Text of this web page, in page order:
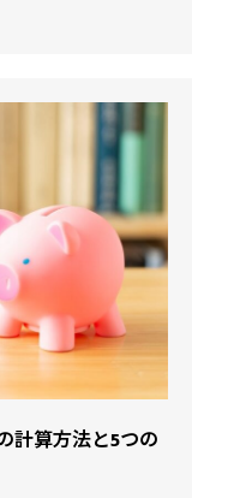
る固定資産税は所有
動産を売却した場
ともあります。 高
ちらが負担するのか
こともあるのです。
産税の負担について
計算方法と5つの